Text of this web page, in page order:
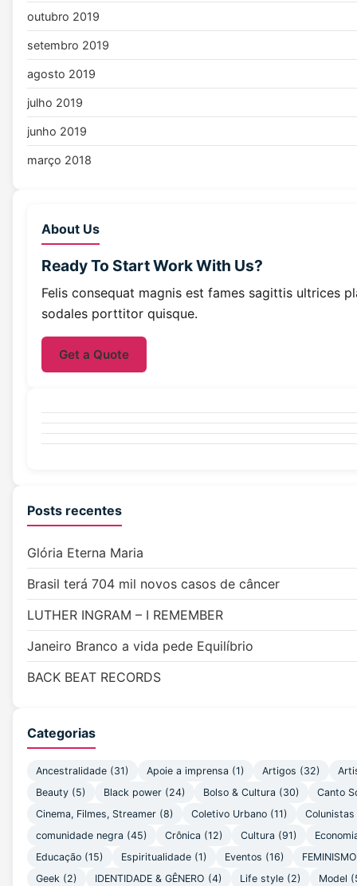
outubro 2019
setembro 2019
agosto 2019
julho 2019
junho 2019
março 2018
About Us
Ready To StartWork With Us?
Felis consequat magnis est fames sagittis ultrices
sodales porttitor quisque.
Get a Quote
Posts recentes
Glória Eterna Maria
Brasil terá 704 mil novos casos de câncer
LUTHER INGRAM – I REMEMBER
Janeiro Branco a vida pede Equilíbrio
BACK BEAT RECORDS
Categorias
Ancestralidade (31) Apoie a imprensa (1) Artigos (32)
Beauty (5) Black power (24) Bolso & Cultura (30)
Canto
Cinema, Filmes, Streamer (8) Coletivo Urbano (11) Colunistas
comunidade negra (45) Crônica (12) Cultura (91)
Educação (15) Espiritualidade (1) Eventos (16)
Geek (2) IDENTIDADE & GÊNERO (4) Life style (2) Model